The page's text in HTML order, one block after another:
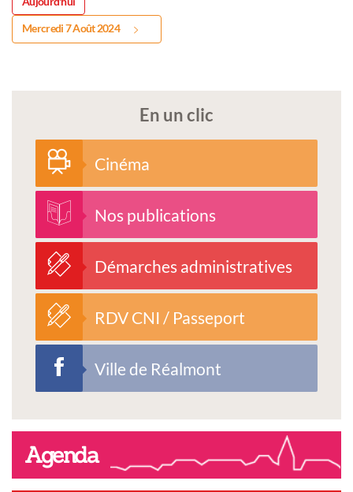
Mercredi 7 Août 2024
En un clic
Cinéma
Nos publications
Démarches administratives
RDV CNI / Passeport
Ville de Réalmont
Agenda